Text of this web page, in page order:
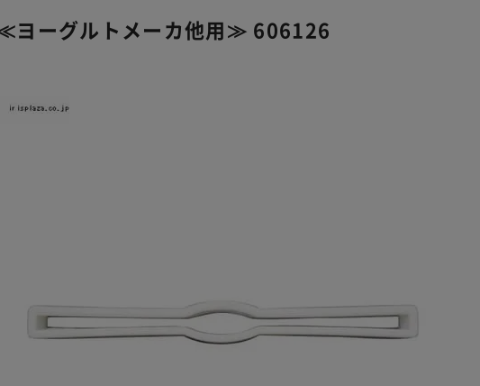
ヨーグルトメーカ他用≫ 606126